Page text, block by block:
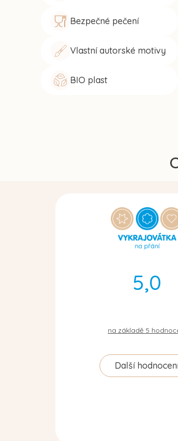
Bezpečné pečení
Vlastní autorské motivy
BIO plast
5,0
na základě 5
Další